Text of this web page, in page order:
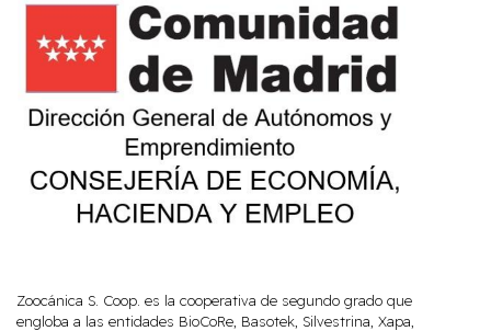
Zoocánica S. Coop. es la cooperativa de segundo grado que
engloba a las entidades BioCoRe, Basotek, Silvestrina, Xapa,